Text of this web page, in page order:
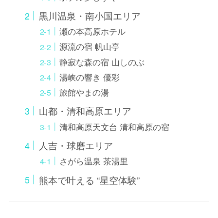
黒川温泉・南小国エリア
瀬の本高原ホテル
源流の宿 帆山亭
静寂な森の宿 山しのぶ
湯峡の響き 優彩
旅館やまの湯
山都・清和高原エリア
清和高原天文台 清和高原の宿
人吉・球磨エリア
さがら温泉 茶湯里
熊本で叶える “星空体験”